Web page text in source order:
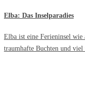
Elba: Das Inselparadies
Elba ist eine Ferieninsel wie
traumhafte Buchten und viel